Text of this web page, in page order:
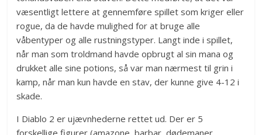
væsentligt lettere at gennemføre spillet som kriger eller
rogue, da de havde mulighed for at bruge alle
våbentyper og alle rustningstyper. Langt inde i spillet,
når man som troldmand havde opbrugt al sin mana og
drukket alle sine potions, så var man nærmest til grin i
kamp, når man kun havde en stav, der kunne give 4-12 i
skade.
I Diablo 2 er ujævnhederne rettet ud. Der er 5
forskellige figurer (amazone, barbar, dødemaner,